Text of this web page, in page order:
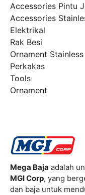
Accessories Pintu
Accessories
Elektrikal
Rak Besi
Ornament Stainless
Perkakas
Tools
Ornament
Mega Baja adalah
MGI Corp, yang
dan baja untuk